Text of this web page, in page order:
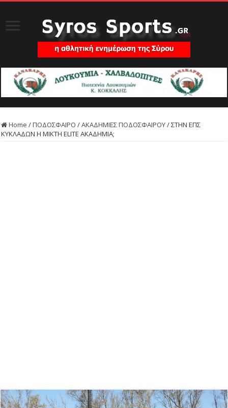
Home /ΠΟΔΟΣΦΑΙΡΟ /ΑΚΑΔΗΜΙΕΣ ΠΟΔΟΣΦΑΙΡΟΥ/ΣΤΗΝ ΕΠΣ
ΚΥΚΛΑΔΩΝ Η ΜΙΚΤΗ ELITE ΑΚΑΔΗΜΙΑ;